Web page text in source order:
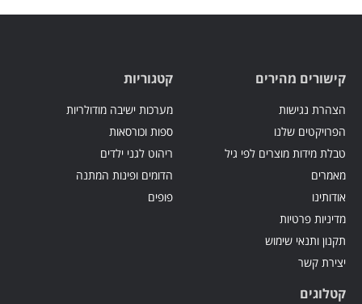
קישורים מהירים
הצהרת נגישות
הפרויקטים שלנו
טבלת מידות מוצרים לפי גיל
מאמרים
אודותינו
מדיניות פרטיות
תקנון ותנאי שימוש
יצירת קשר
קטגוריות
מערכות ישיבה מודולריות
ספות וכורסאות
ריהוט לגני ילדים
הדומים ופינות המתנה
פופים
קטלוגים